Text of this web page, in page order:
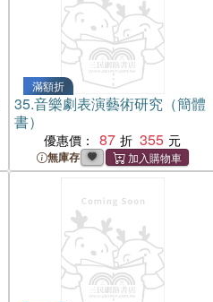
滿額折
35.音樂劇表演藝術研究（簡體
書）
優惠價： 87 355
無庫存